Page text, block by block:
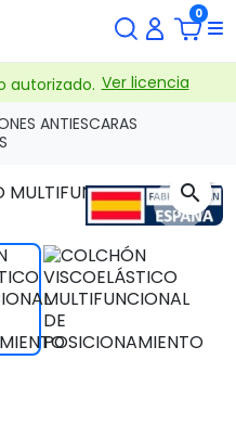
0
autorizado. Ver licencia
ANTIESCARAS
Next
search